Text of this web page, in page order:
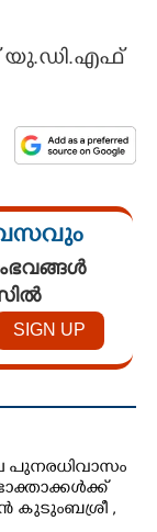
യു.ഡി.എഫ്
പുനരധിവാസം
കുടുംബശ്രീ ,